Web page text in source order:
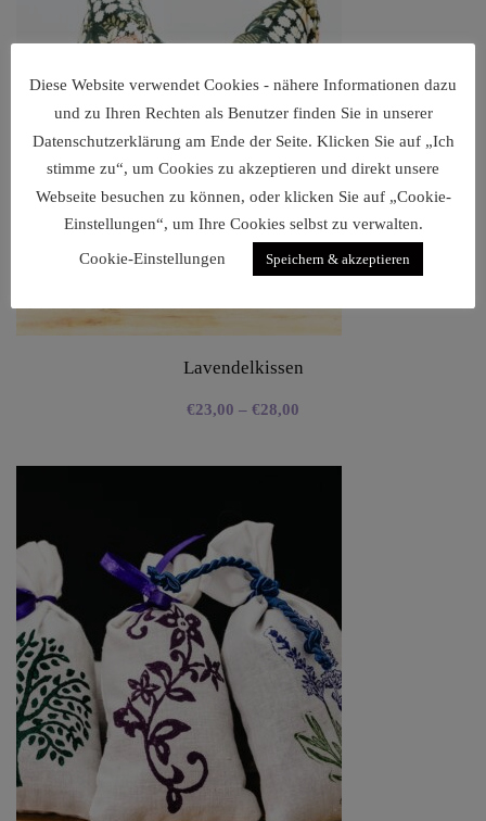
Lavendelkissen
€23,00 – €28,00
Diese Website verwendet Cookies - nähere Informationen dazu
und zu Ihren Rechten als Benutzer finden Sie in unserer
Datenschutzerklärung am Ende der Seite. Klicken Sie auf „Ich
stimme zu“, um Cookies zu akzeptieren und direkt unsere
Webseite besuchen zu können, oder klicken Sie auf „Cookie-
Einstellungen“, um Ihre Cookies selbst zu verwalten.
Cookie-Einstellungen
Speichern & akzeptieren